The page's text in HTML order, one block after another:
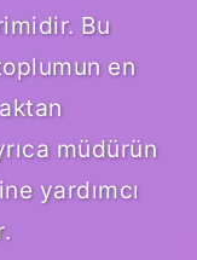
Bu
en
müdürün
yardımcı